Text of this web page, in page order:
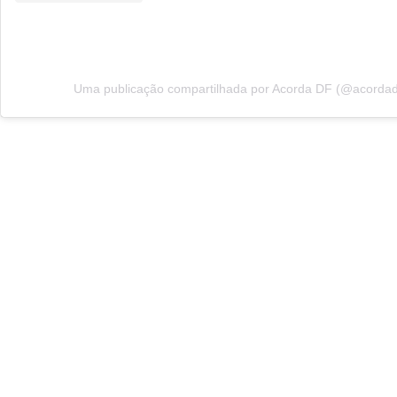
Uma publicação compartilhada por Acorda DF